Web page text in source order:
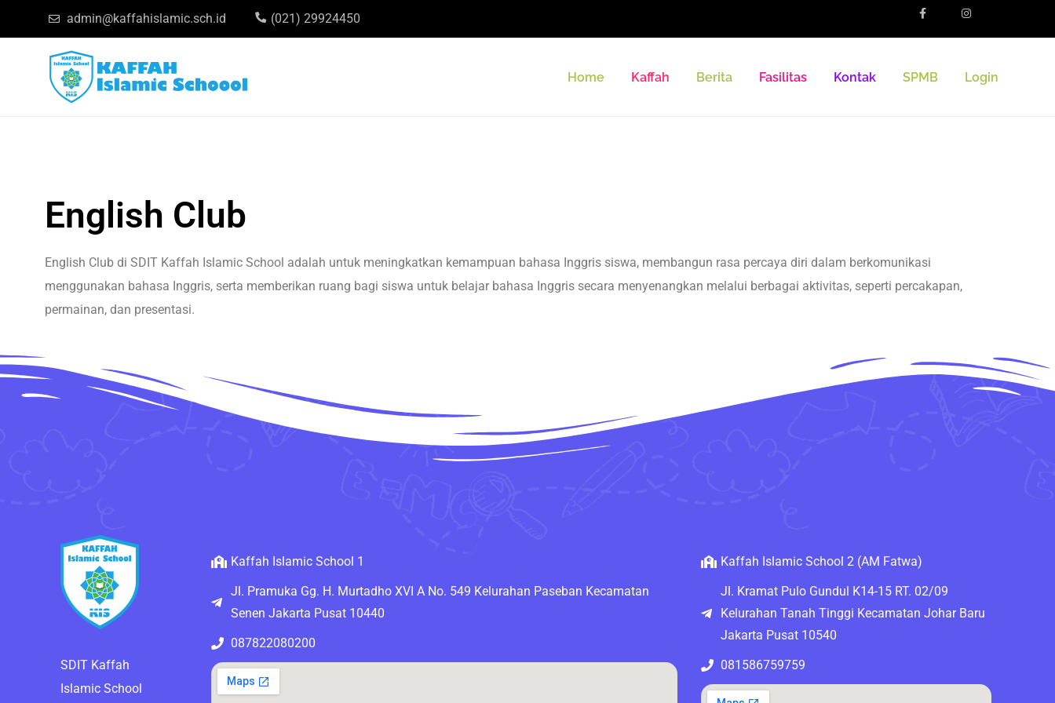
admin@kaffahislamic.sch.id (021) 29924450
Home Kaffah Berita Fasilitas Kontak SPMB Login
English Club
English Club di SDIT Kaffah Islamic School adalah untuk meningkatkan kemampuan bahasa Inggris siswa, membangun rasa percaya diri dalam berkomunikasi
menggunakan bahasa Inggris, serta memberikan ruang bagi siswa untuk belajar bahasa Inggris secara menyenangkan melalui berbagai aktivitas, seperti percakapan,
permainan, dan presentasi.
SDIT Kaffah
Islamic School
Kaffah Islamic School 1
Jl. Pramuka Gg. H. Murtadho XVI A No. 549 Kelurahan Paseban Kecamatan
Senen Jakarta Pusat 10440
087822080200
Kaffah Islamic School 2 (AM Fatwa)
Jl. Kramat Pulo Gundul K14-15 RT. 02/09
Kelurahan Tanah Tinggi Kecamatan Johar Baru
Jakarta Pusat 10540
081586759759